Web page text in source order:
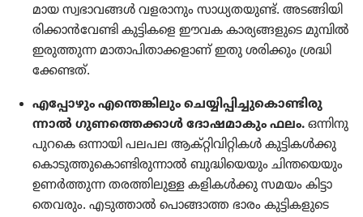
മായ സ്വഭാ​വങ്ങൾ വളരാ​നും സാധ്യ​ത​യുണ്ട്‌. അടങ്ങി​യി​
രി​ക്കാൻവേണ്ടി കുട്ടി​കളെ ഈവക കാര്യ​ങ്ങ​ളു​ടെ മുമ്പിൽ
ഇരുത്തുന്ന മാതാ​പി​താ​ക്ക​ളാണ്‌ ഇതു ശരിക്കും ശ്രദ്ധി​
ക്കേ​ണ്ടത്‌.
എപ്പോ​ഴും എന്തെങ്കി​ലും ചെയ്യി​പ്പി​ച്ചു​കൊ​ണ്ടി​രു​
ന്നാൽ ഗുണ​ത്തെ​ക്കാൾ ദോഷ​മാ​കും ഫലം. ഒന്നിനു
പുറകെ ഒന്നായി പലപല ആക്‌റ്റി​വി​റ്റി​കൾ കുട്ടി​കൾക്കു
കൊടു​ത്തു​കൊ​ണ്ടി​രു​ന്നാൽ ബുദ്ധി​യെ​യും ചിന്ത​യെ​യും
ഉണർത്തുന്ന തരത്തി​ലുള്ള കളികൾക്കു സമയം കിട്ടാ​
തെ​വ​രും. എടുത്താൽ പൊങ്ങാത്ത ഭാരം കുട്ടി​ക​ളു​ടെ